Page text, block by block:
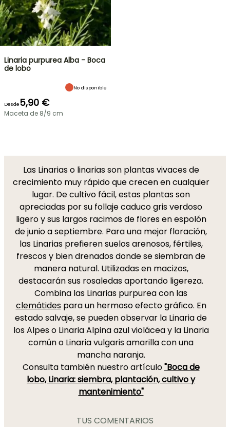
Linaria purpurea Alba - Boca
de lobo
No disponible
Desde5,90 €
Maceta de 8/9 cm
Las Linarias o linarias son plantas vivaces de
crecimiento muy rápido que crecen en cualquier
lugar. De cultivo fácil, estas plantas son
apreciadas por su follaje caduco gris verdoso
ligero y sus largos racimos de flores en espolón
de junio a septiembre. Para una mejor floración,
las Linarias prefieren suelos arenosos, fértiles,
frescos y bien drenados donde se siembran de
manera natural. Utilizadas en macizos,
destacarán sus rosaledas aportando ligereza.
Combina las Linarias purpurea con las
clemátidespara un hermoso efecto gráfico. En
estado salvaje, se pueden observar la Linaria de
los Alpes o Linaria Alpina azul violácea y la Linaria
común o Linaria vulgaris amarilla con una
mancha naranja.
Consulta también nuestro artículo"Boca de
lobo, Linaria: siembra, plantación, cultivo y
mantenimiento"
TUS COMENTARIOS